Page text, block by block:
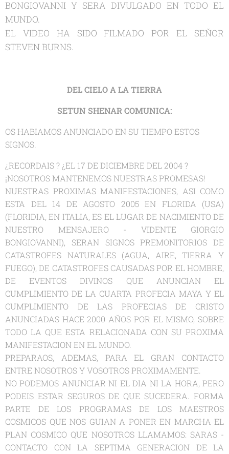
BONGIOVANNI Y SERA DIVULGADO EN TODO EL
MUNDO.
EL VIDEO HA SIDO FILMADO POR EL SEŇOR
STEVEN BURNS.
DEL CIELO A LA TIERRA
SETUN SHENAR COMUNICA:
OS HABIAMOS ANUNCIADO EN SU TIEMPO ESTOS
SIGNOS.
¿RECORDAIS ? ¿EL 17 DE DICIEMBRE DEL 2004 ?
¡NOSOTROS MANTENEMOS NUESTRAS PROMESAS!
NUESTRAS PROXIMAS MANIFESTACIONES, ASI COMO
ESTA DEL 14 DE AGOSTO 2005 EN FLORIDA (USA)
(FLORIDIA, EN ITALIA, ES EL LUGAR DE NACIMIENTO DE
NUESTRO MENSAJERO - VIDENTE GIORGIO
BONGIOVANNI), SERAN SIGNOS PREMONITORIOS DE
CATASTROFES NATURALES (AGUA, AIRE, TIERRA Y
FUEGO), DE CATASTROFES CAUSADAS POR EL HOMBRE,
DE EVENTOS DIVINOS QUE ANUNCIAN EL
CUMPLIMIENTO DE LA CUARTA PROFECIA MAYA Y EL
CUMPLIMIENTO DE LAS PROFECIAS DE CRISTO
ANUNCIADAS HACE 2000 AŇOS POR EL MISMO, SOBRE
TODO LA QUE ESTA RELACIONADA CON SU PROXIMA
MANIFESTACION EN EL MUNDO.
PREPARAOS, ADEMAS, PARA EL GRAN CONTACTO
ENTRE NOSOTROS Y VOSOTROS PROXIMAMENTE.
NO PODEMOS ANUNCIAR NI EL DIA NI LA HORA, PERO
PODEIS ESTAR SEGUROS DE QUE SUCEDERA. FORMA
PARTE DE LOS PROGRAMAS DE LOS MAESTROS
COSMICOS QUE NOS GUIAN A PONER EN MARCHA EL
PLAN COSMICO QUE NOSOTROS LLAMAMOS: SARAS -
CONTACTO CON LA SEPTIMA GENERACION DE LA